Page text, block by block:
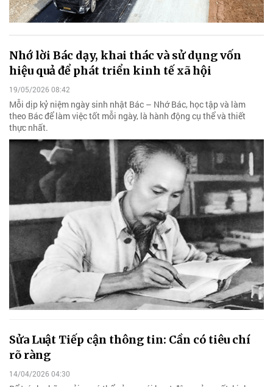
Nhớ lời Bác dạy, khai thác và sử dụng vốn
hiệu quả để phát triển kinh tế xã hội
19/05/2026 08:42
Mỗi dịp kỷ niệm ngày sinh nhật Bác – Nhớ Bác, học tập và làm
theo Bác để làm việc tốt mỗi ngày, là hành động cụ thể và thiết
thực nhất.
Sửa Luật Tiếp cận thông tin: Cần có tiêu chí
rõ ràng
14/04/2026 04:30